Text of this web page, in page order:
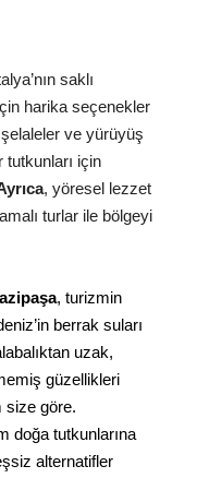
saklı
harika seçenekler
şelaleler ve yürüyüş
tutkunları için
, yöresel lezzet
turlar ile bölgeyi
, turizmin
berrak suları
uzak,
güzellikleri
size göre.
doğa tutkunlarına
alternatifler